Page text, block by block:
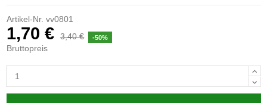
Artikel-Nr. vv0801
1,70 € 3,40 € -50%
Bruttopreis